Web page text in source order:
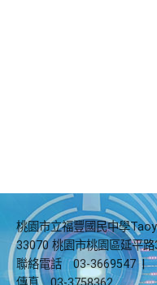
桃園市立福豐國民中學
33070 桃園市桃園區延平
聯絡電話
03-3669547 |